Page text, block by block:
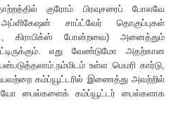
குரோம் பிரவுசரைப் போலவே
சாப்ட்வேர் தொகுப்புகள்
கிராபிக்ஸ் போன்றவை) அனைத்தும்
எது வேண்டுமோ அதற்கான
உள்ள மெமரி கார்டு,
கம்ப்யூட்டரில் இணைத்து அவற்றில்
பைல்களைக் கம்ப்யூட்டர் பைல்களாக